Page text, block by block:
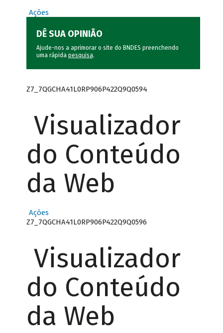
Ações
DÊ SUA OPINIÃO
Ajude-nos a aprimorar o site do BNDES preenchendo
uma rápida pesquisa.
Z7_7QGCHA41L0RP906P422Q9Q0594
Visualizador
do Conteúdo
da Web
Ações
Z7_7QGCHA41L0RP906P422Q9Q0596
Visualizador
do Conteúdo
da Web